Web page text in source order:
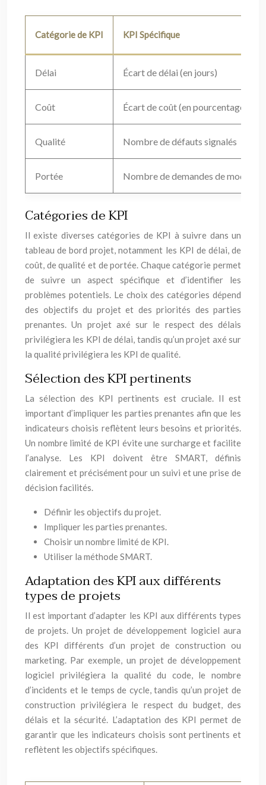
Catégorie de KPI KPI Spécifique
Délai Écart de délai (en jours)
Coût Écart de coût (en pourcentage)
Qualité Nombre de défauts signalés
Portée Nombre de demandes de
Catégories de KPI
Il existe diverses catégories de KPI à suivre dans un
tableau de bord projet, notamment les KPI de délai, de
coût, de qualité et de portée. Chaque catégorie permet
de suivre un aspect spécifique et d’identifier les
problèmes potentiels. Le choix des catégories dépend
des objectifs du projet et des priorités des parties
prenantes. Un projet axé sur le respect des délais
privilégiera les KPI de délai, tandis qu’un projet axé sur
la qualité privilégiera les KPI de qualité.
Sélection des KPI pertinents
La sélection des KPI pertinents est cruciale. Il est
important d’impliquer les parties prenantes afin que les
indicateurs choisis reflètent leurs besoins et priorités.
Un nombre limité de KPI évite une surcharge et facilite
l’analyse. Les KPI doivent être SMART, définis
clairement et précisément pour un suivi et une prise de
décision facilités.
Définir les objectifs du projet.
Impliquer les parties prenantes.
Choisir un nombre limité de KPI.
Utiliser la méthode SMART.
Adaptation des KPI aux différents
types de projets
Il est important d’adapter les KPI aux différents types
de projets. Un projet de développement logiciel aura
des KPI différents d’un projet de construction ou
marketing. Par exemple, un projet de développement
logiciel privilégiera la qualité du code, le nombre
d’incidents et le temps de cycle, tandis qu’un projet de
construction privilégiera le respect du budget, des
délais et la sécurité. L’adaptation des KPI permet de
garantir que les indicateurs choisis sont pertinents et
reflètent les objectifs spécifiques.